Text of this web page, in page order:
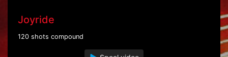
Joyride
120 shots compound